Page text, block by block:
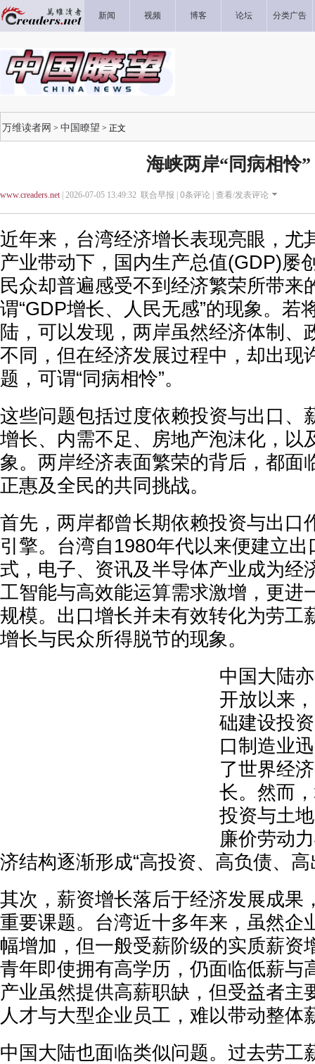
新闻 视频 博客 论坛 分类广告
万维读者网 > 中国瞭望 > 正文
海峡两岸“同病相怜”
www.creaders.net| 2026-07-05 13:49:32 联合早报 | 0条评论 | 查看/发表评论
近年来，台湾经济增长表现亮眼，尤
产业带动下，国内生产总值(GDP)屡
民众却普遍感受不到经济繁荣所带来
谓“GDP增长、人民无感”的现象。若
陆，可以发现，两岸虽然经济体制、
不同，但在经济发展过程中，却出现
题，可谓“同病相怜”。
这些问题包括过度依赖投资与出口、
增长、内需不足、房地产泡沫化，以
象。两岸经济表面繁荣的背后，都面
正惠及全民的共同挑战。
首先，两岸都曾长期依赖投资与出口
引擎。台湾自1980年代以来便建立
式，电子、资讯及半导体产业成为经
工智能与高效能运算需求激增，更进
规模。出口增长并未有效转化为劳工
增长与民众所得脱节的现象。
中国大陆
开放以来
础建设投
口制造业
了世界经
长。然而
投资与土
廉价劳动
济结构逐渐形成“高投资、高负债、高
其次，薪资增长落后于经济发展成果
重要课题。台湾近十多年来，虽然企
幅增加，但一般受薪阶级的实质薪资
青年即使拥有高学历，仍面临低薪与
产业虽然提供高薪职缺，但受益者主
人才与大型企业员工，难以带动整体
中国大陆也面临类似问题。过去劳工